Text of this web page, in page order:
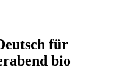
für
bio